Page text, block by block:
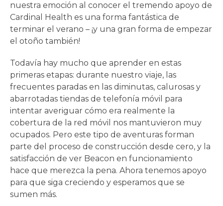
nuestra emoción al conocer el tremendo apoyo de
Cardinal Health es una forma fantástica de
terminar el verano – ¡y una gran forma de empezar
el otoño también!
Todavía hay mucho que aprender en estas
primeras etapas: durante nuestro viaje, las
frecuentes paradas en las diminutas, calurosas y
abarrotadas tiendas de telefonía móvil para
intentar averiguar cómo era realmente la
cobertura de la red móvil nos mantuvieron muy
ocupados. Pero este tipo de aventuras forman
parte del proceso de construcción desde cero, y la
satisfacción de ver Beacon en funcionamiento
hace que merezca la pena. Ahora tenemos apoyo
para que siga creciendo y esperamos que se
sumen más.